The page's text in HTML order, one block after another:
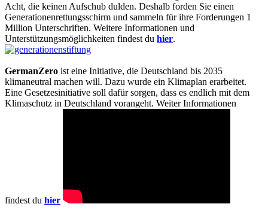
Acht, die keinen Aufschub dulden. Deshalb forden Sie einen
Generationenrettungsschirm und sammeln für ihre Forderungen 1
Million Unterschriften. Weitere Informationen und
Unterstützungsmöglichkeiten findest du hier.
GermanZero ist eine Initiative, die Deutschland bis 2035
klimaneutral machen will. Dazu wurde ein Klimaplan erarbeitet.
Eine Gesetzesinitiative soll dafür sorgen, dass es endlich mit dem
Klimaschutz in Deutschland vorangeht. Weiter Informationen
findest du hier